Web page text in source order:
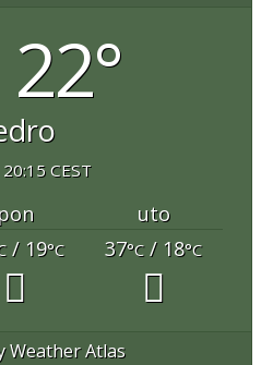
22°
20:15 CEST
pon
uto
/ 19°C 37°C/ 18°C
Weather Atlas